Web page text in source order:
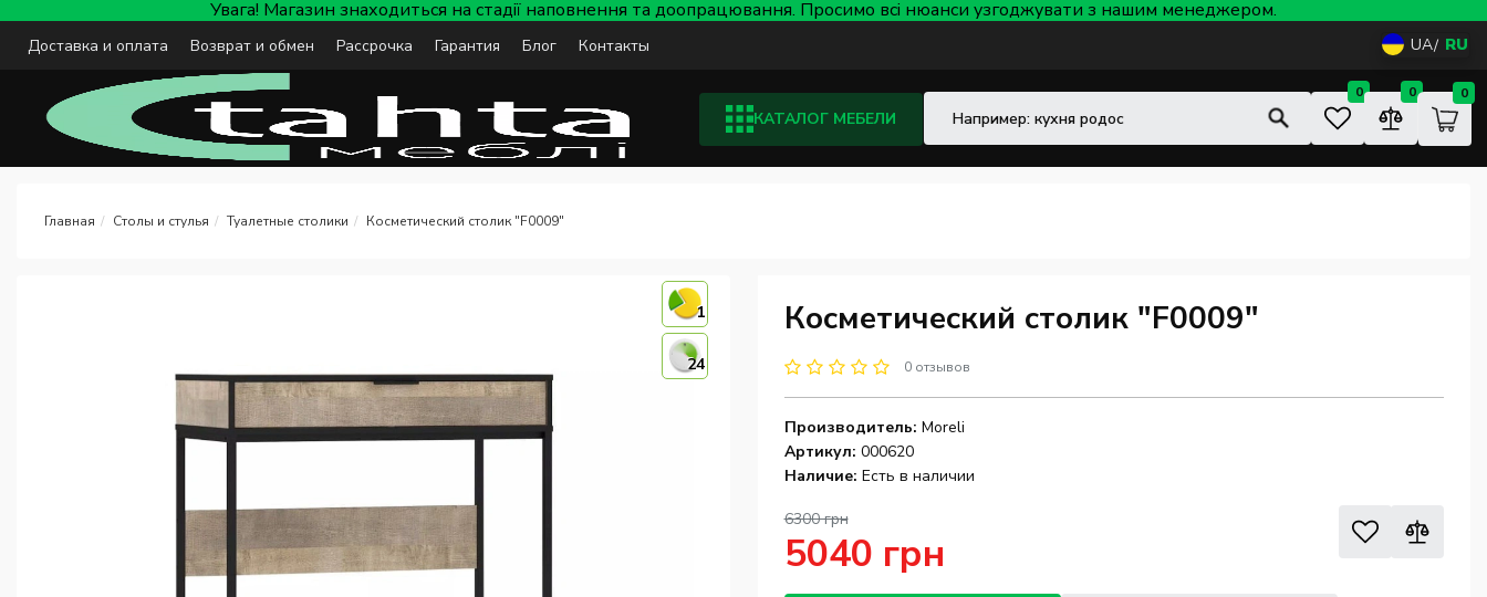
Увага! Магазин знаходиться на стадії наповнення та доопрацювання. Просимо всі нюанси узгоджувати з нашим менеджером.
Доставка и оплата Возврат и обмен Рассрочка Гарантия Блог Контакты UA RU
КАТАЛОГ МЕБЕЛИ
0 0 0
Столы и стулья Туалетные столики Косметический столик "F0009"
1
24
Косметический столик "F0009"
0 отзывов
Производитель: Moreli
Артикул: 000620
Наличие: Есть в наличии
6300 грн
5040 грн